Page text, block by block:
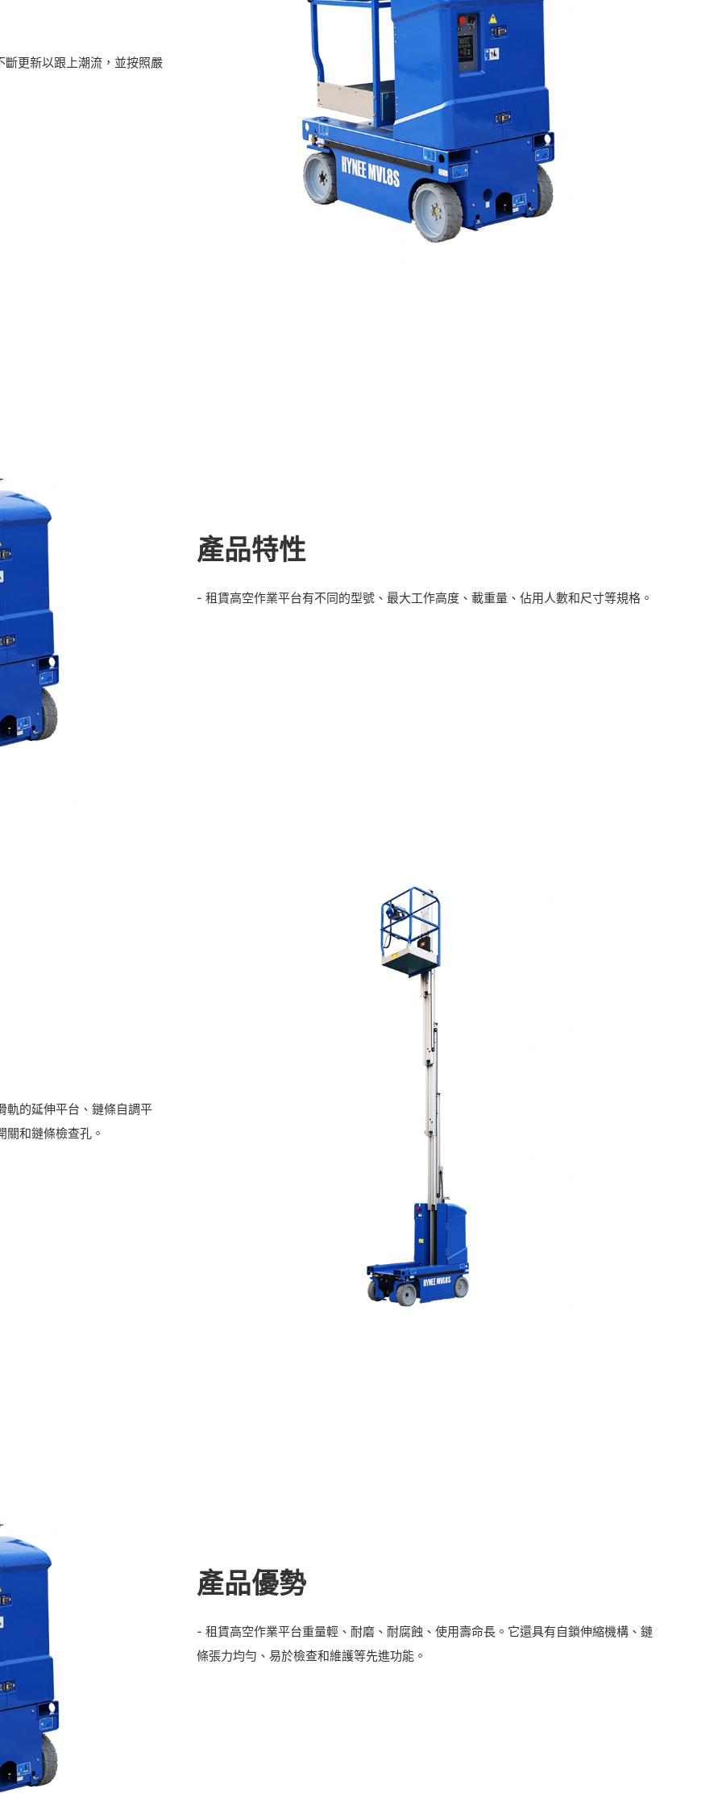
斷更新以跟上潮流，並按照嚴
產品特性
- 租賃高空作業平台有不同的型號、最大工作高度、載重量、佔用人數和尺寸等規格。
軌的延伸平台、鏈條自調平
和鏈條檢查孔。
產品優勢
- 租賃高空作業平台重量輕、耐磨、耐腐蝕、使用壽命長。它還具有自鎖伸縮機構、鏈
條張力均勻、易於檢查和維護等先進功能。